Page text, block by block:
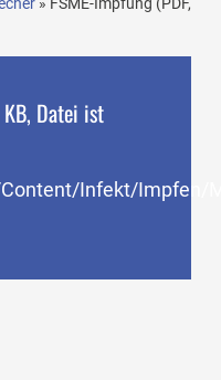
» FSME-Impfung (PDF,
Datei ist
Infekt/Impfen/